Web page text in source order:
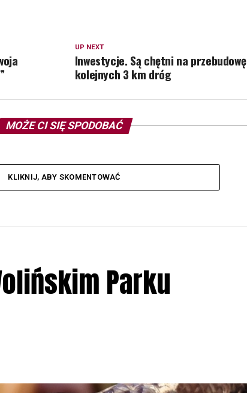
UP NEXT
Inwestycje. Są chętni na przebudowę
kolejnych 3 km dróg
MOŻE CI SIĘ SPODOBAĆ
KLIKNIJ, ABY SKOMENTOWAĆ
Parku